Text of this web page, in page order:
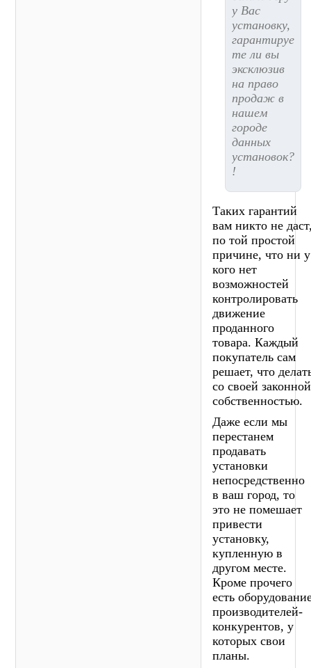
у Вас
установку,
гарантируе
те ли вы
эксклюзив
на право
продаж в
нашем
городе
данных
установок?
!
Таких гарантий
вам никто не
по той простой
причине, что ни у
кого нет
возможностей
контролировать
движение
проданного
товара. Каждый
покупатель сам
решает, что
со своей законной
собственностью.
Даже если мы
перестанем
продавать
установки
непосредственно
в ваш город, то
это не помешает
привести
установку,
купленную в
другом месте.
Кроме прочего
есть
производителей-
конкурентов, у
которых свои
планы.